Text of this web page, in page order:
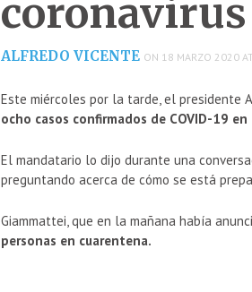
ALFREDO VICENTE ON 18 MARZO 2020
Este miércoles por la tarde, el presidente
ocho casos confirmados de COVID-19 en
El mandatario lo dijo durante una
preguntando acerca de cómo se está
Giammattei, que en la mañana había
personas en cuarentena.